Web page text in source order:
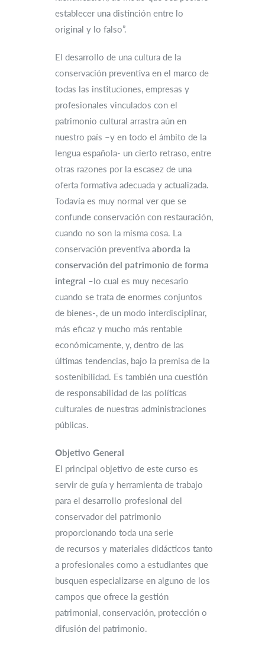
establecer una distinción entre lo
original y lo falso”.
El desarrollo de una cultura de la
conservación preventiva en el marco de
todas las instituciones, empresas y
profesionales vinculados con el
patrimonio cultural arrastra aún en
nuestro país –y en todo el ámbito de la
lengua española- un cierto retraso, entre
otras razones por la escasez de una
oferta formativa adecuada y actualizada.
Todavía es muy normal ver que se
confunde conservación con restauración,
cuando no son la misma cosa. La
conservación preventiva aborda la
conservación del patrimonio de forma
integral –lo cual es muy necesario
cuando se trata de enormes conjuntos
de bienes-, de un modo interdisciplinar,
más eficaz y mucho más rentable
económicamente, y, dentro de las
últimas tendencias, bajo la premisa de la
sostenibilidad. Es también una cuestión
de responsabilidad de las políticas
culturales de nuestras administraciones
públicas.
Objetivo General
El principal objetivo de este curso es
servir de guía y herramienta de trabajo
para el desarrollo profesional del
conservador del patrimonio
proporcionando toda una serie
de recursos y materiales didácticos tanto
a profesionales como a estudiantes que
busquen especializarse en alguno de los
campos que ofrece la gestión
patrimonial, conservación, protección o
difusión del patrimonio.